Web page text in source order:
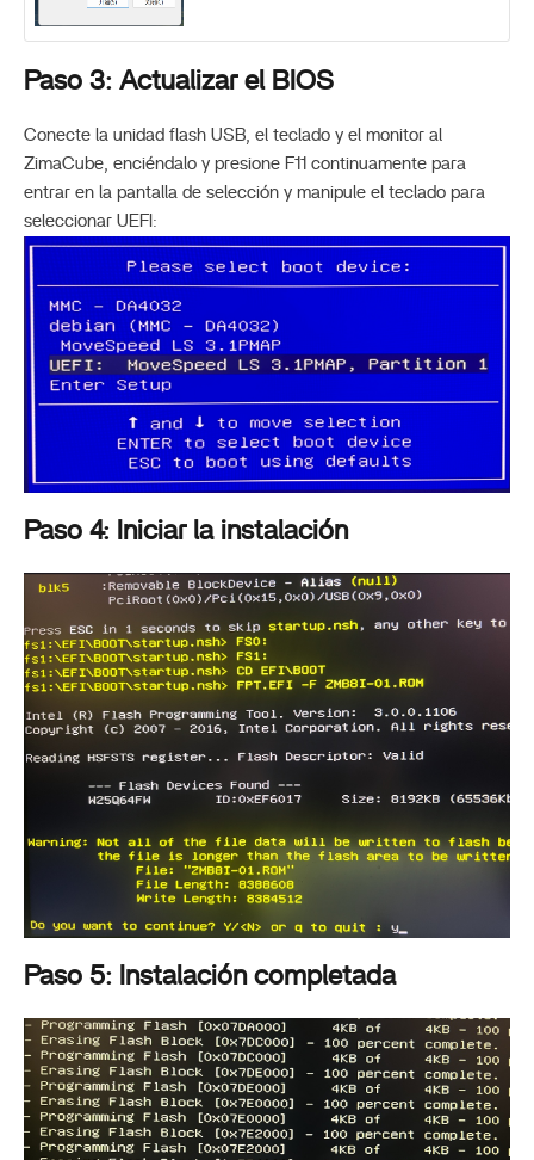
Paso 3: Actualizar el BIOS
Conecte la unidad flash USB, el teclado y el monitor al
ZimaCube, enciéndalo y presione F11 continuamente para
entrar en la pantalla de selección y manipule el teclado para
seleccionar UEFI:
Paso 4: Iniciar la instalación
Paso 5: Instalación completada